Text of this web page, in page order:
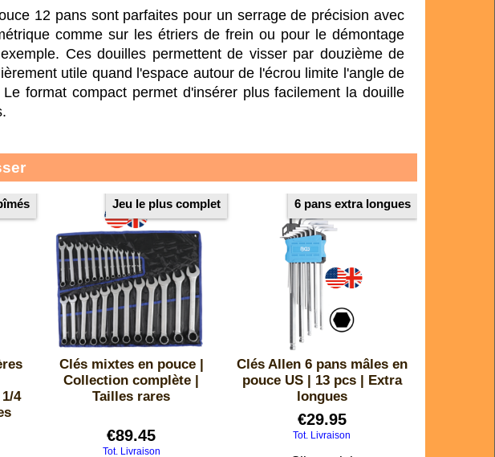
12 pans sont parfaites pour un serrage de précision avec
comme sur les étriers de frein ou pour le démontage
Ces douilles permettent de visser par douzième de
utile quand l'espace autour de l'écrou limite l'angle de
format compact permet d'insérer plus facilement la douille
4
Jeu le plus complet
Clés mixtes en pouce |
Collection complète |
Tailles rares
€89.45
Tot. Livraison
6 pans extra longues
Clés Allen 6 pans mâles en
pouce US | 13 pcs | Extra
longues
€29.95
Tot. Livraison